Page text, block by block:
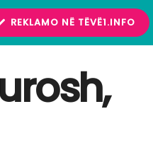
REKLAMO NË TËVË1.INFO